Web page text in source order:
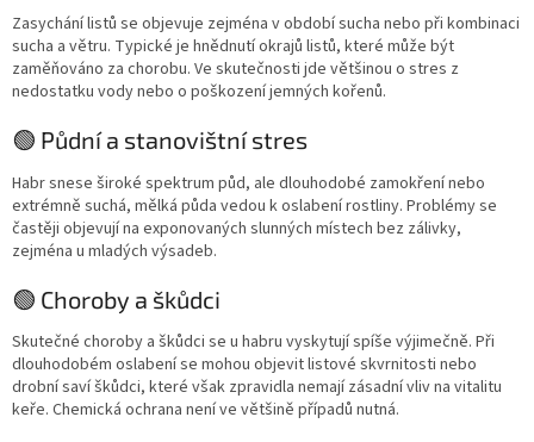
Zasychání listů se objevuje zejména v období sucha nebo při kombinaci
sucha a větru. Typické je hnědnutí okrajů listů, které může být
zaměňováno za chorobu. Ve skutečnosti jde většinou o stres z
nedostatku vody nebo o poškození jemných kořenů.
🟢 Půdní a stanovištní stres
Habr snese široké spektrum půd, ale dlouhodobé zamokření nebo
extrémně suchá, mělká půda vedou k oslabení rostliny. Problémy se
častěji objevují na exponovaných slunných místech bez zálivky,
zejména u mladých výsadeb.
🟢 Choroby a škůdci
Skutečné choroby a škůdci se u habru vyskytují spíše výjimečně. Při
dlouhodobém oslabení se mohou objevit listové skvrnitosti nebo
drobní saví škůdci, které však zpravidla nemají zásadní vliv na vitalitu
keře. Chemická ochrana není ve většině případů nutná.